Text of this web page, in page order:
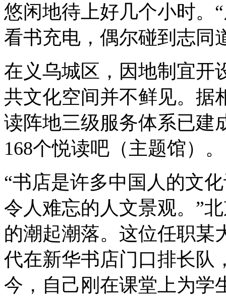
悠闲地待上好几个小时。
看书充电，偶尔碰到志同
在义乌城区，因地制宜开
共文化空间并不鲜见。据
读阵地三级服务体系已建
168个悦读吧（主题馆）。
“书店是许多中国人的文
令人难忘的人文景观。”
的潮起潮落。这位任职某
代在新华书店门口排长队
今，自己刚在课堂上为学